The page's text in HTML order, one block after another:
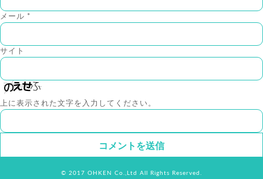
メール *
サイト
上に表示された文字を入力してください。
© 2017 OHKEN Co.,Ltd All Rights Reserved.